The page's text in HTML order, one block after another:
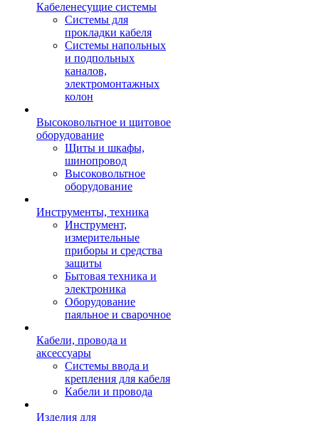
Кабеленесущие системы
Системы для
прокладки кабеля
Системы напольных
и подпольных
каналов,
электромонтажных
колон
Высоковольтное и щитовое
оборудование
Щиты и шкафы,
шинопровод
Высоковольтное
оборудование
Инструменты, техника
Инструмент,
измерительные
приборы и средства
защиты
Бытовая техника и
электроника
Оборудование
паяльное и сварочное
Кабели, провода и
аксессуары
Системы ввода и
крепления для кабеля
Кабели и провода
Изделия для